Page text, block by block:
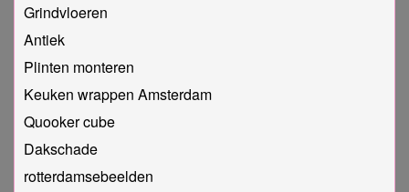
Grindvloeren
Antiek
Plinten monteren
Keuken wrappen Amsterdam
Quooker cube
Dakschade
rotterdamsebeelden